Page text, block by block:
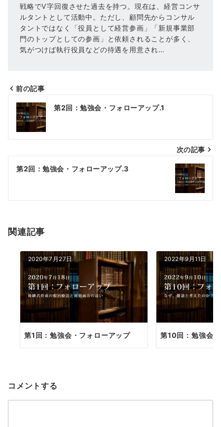
戦略でV字回復させた過去を持つ。現在は、経営コンサ
ルタントとして活動中。ただし、顧問先からコンサル
タントではなく「役員として経営参画」「新規事業部
門のトップとしての参画」と依頼されることが多く、
気がつけば執行役員などの待遇を用意され…
投
稿
ナ
ビ
ゲ
シ
ン
前の記事
第2回：勉強会・フォローアップ.1
次の記事
第2回：勉強会・フォローアップ.3
関連記事
2020年7月27日
第1回：勉強会・フォローアップ
2022年9月11日
第10回：勉強会
コメントする